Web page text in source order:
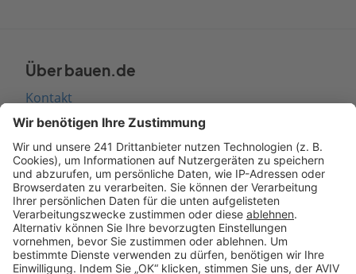
Über bauen.de
Kontakt
Seitenaufbau
Barrierefreiheit
Cookie Einstellungen
Rechtliches
AGB-Übersicht